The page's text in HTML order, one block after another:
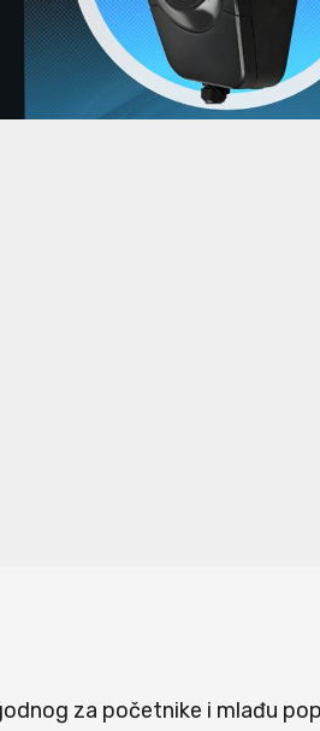
za početnike i mlađu